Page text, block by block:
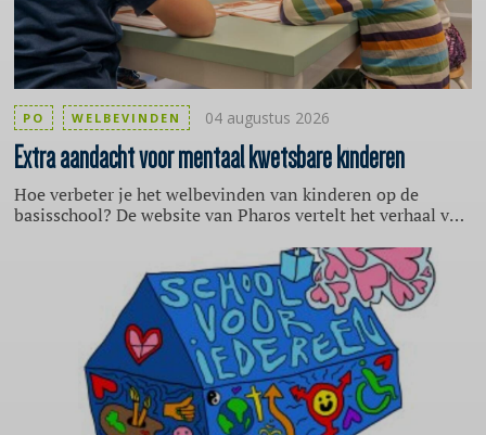
Extraaandacht voor mentaal kwetsbare kinderen
Hoe verbeter je het welbevinden van kinderen op de
basisschool? De website van Pharos vertelt het verhaal van
het verbeteren van het welbevinden van haar leerlingen
met een schoolbrede aanpak. De aanleiding hiervoor is dat
veel kinderen kampen met een kwetsbare mentale
gezondheid. Zij hebben bijvoorbeeld traumatische
ervaringen opgedaan door oorlog, armoede,
verwaarlozing, stressvolle thuissituaties of een gebrek aan
emotionele beschikbaarheid van ouders. Volgens de
schoolleiding zijn er in veel klassen slechts enkele
leerlingen zonder ingrijpende problemen.
PO WELBEVINDEN 04 augustus 2026